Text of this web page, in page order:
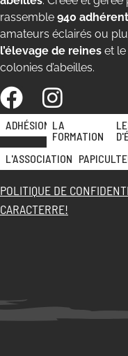
rassemble 940
amateurs éclairés ou
l’élevage de reines et
colonies d’abeilles.
ADHÉSION LA
FORMATION
L'ASSOCIATION
POLITIQUE DE
CARACTERRE!